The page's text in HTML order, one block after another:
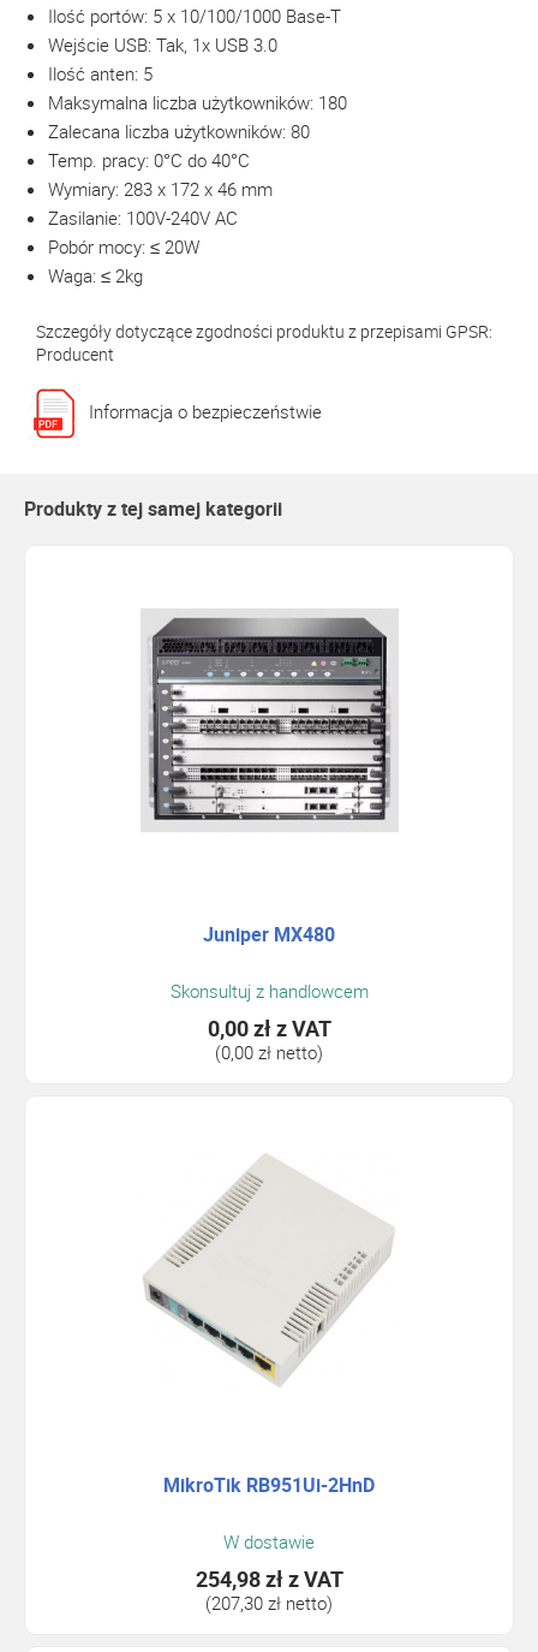
Ilość portów: 5 x 10/100/1000 Base-T
Wejście USB: Tak, 1x USB 3.0
Ilość anten: 5
Maksymalna liczba użytkowników: 180
Zalecana liczba użytkowników: 80
Temp. pracy: 0°C do 40°C
Wymiary: 283 x 172 x 46 mm
Zasilanie: 100V-240V AC
Pobór mocy: ≤ 20W
Waga: ≤ 2kg
Szczegóły dotyczące zgodności produktu z przepisami GPSR:
Producent
Informacja o bezpieczeństwie
Produkty z tej samej kategorii
Juniper MX480
Skonsultuj z handlowcem
0,00 złz VAT
(0,00 zł netto)
MikroTik RB951Ui-2HnD
W dostawie
254,98 złz VAT
(207,30 zł netto)